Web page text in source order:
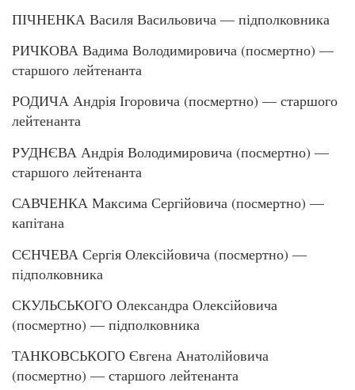
ПІЧНЕНКА Василя Васильовича — підполковника
РИЧКОВА Вадима Володимировича (посмертно) —
старшого лейтенанта
РОДИЧА Андрія Ігоровича (посмертно) — старшого
лейтенанта
РУДНЄВА Андрія Володимировича (посмертно) —
старшого лейтенанта
САВЧЕНКА Максима Сергійовича (посмертно) —
капітана
СЄНЧЕВА Сергія Олексійовича (посмертно) —
підполковника
СКУЛЬСЬКОГО Олександра Олексійовича
(посмертно) — підполковника
ТАНКОВСЬКОГО Євгена Анатолійовича
(посмертно) — старшого лейтенанта